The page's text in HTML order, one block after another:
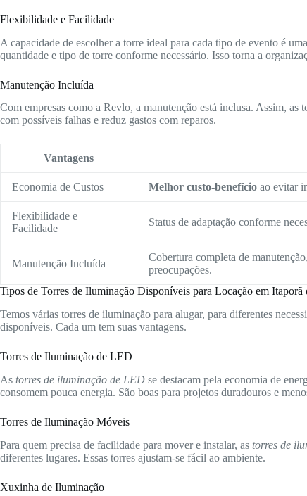
Flexibilidade e Facilidade
A capacidade de escolher a torre ideal para cada tipo de evento é
quantidade e tipo de torre conforme necessário. Isso torna a
Manutenção Incluída
Com empresas como a Revlo, a manutenção está inclusa. Assim, as
com possíveis falhas e reduz gastos com reparos.
Vantagens
Economia de Custos Melhor custo-benefício ao evitar
Flexibilidade e
Facilidade
Status de adaptação conforme
Manutenção Incluída
Cobertura completa de
preocupações.
Tipos de Torres de Iluminação Disponíveis para Locação em
Temos várias torres de iluminação para alugar, para diferentes
disponíveis. Cada um tem suas vantagens.
Torres de Iluminação de LED
As torres de iluminação de LED se destacam pela economia de
consomem pouca energia. São boas para projetos duradouros e
Torres de Iluminação Móveis
Para quem precisa de facilidade para mover e instalar, as torres de
diferentes lugares. Essas torres ajustam-se fácil ao ambiente.
Xuxinha de Iluminação